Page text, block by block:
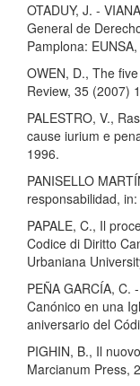
OTADUY, J. -
General de
Pamplona:
OWEN, D., The
Review, 35 (2007)
PALESTRO, V.,
cause iurium e
1996.
PANISELLO
responsabilidad,
PAPALE, C., Il
Codice di Diritto
Urbaniana
PEÑA GARCÍA, C.
Canónico en una
aniversario del
PIGHIN, B., Il
Marcianum Press,